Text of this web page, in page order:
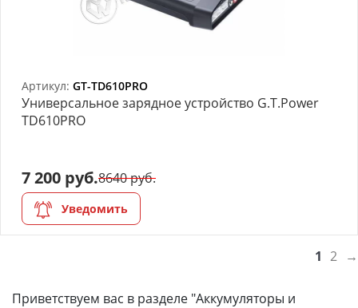
Артикул: GT-TD610PRO
Универсальное зарядное устройство G.T.Power
TD610PRO
7 200 руб.8640 руб.
Уведомить
1 2 →
Приветствуем вас в разделе "Аккумуляторы и